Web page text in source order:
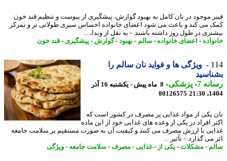
موجود در نان کامل به بهبود گوارش، پیشگیری از یبوست و تنظیم قند خون
می کند و باعث می شود اعضای خانواده احساس سیری طولانی تر و تمرکز
در طول روز داشته باشند. - به نقل از وبدا، ...
- اعضای خانواده- سالم-بهبود-گوارش -پیشگیری- قند خون
ویژگی ها و فواید نان سالم را
7
-پزشکی-
8 ماه پیش - یکشنبه 16 آذر
80126575
یکی از مواد غذایی پر مصرف در کشور است که
افراد در یکی از وعده های غذایی خود از این ماده
با ارزش مصرف می کنند و کیفیت آن به صورت مستقیم بر سلامت جامعه
می گذارد. - تأثیر ...
-مشکلات-یکی از-غذایی- مصرف- سلامت جامعه-ویژگی